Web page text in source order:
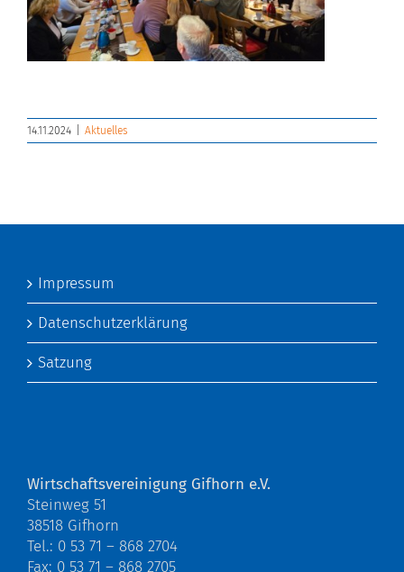
14.11.2024 Aktuelles
Impressum
Datenschutzerklärung
Satzung
Wirtschaftsvereinigung Gifhorn e.V.
Steinweg 51
38518 Gifhorn
Tel.: 0 53 71 – 868 2704
Fax: 0 53 71 – 868 2705